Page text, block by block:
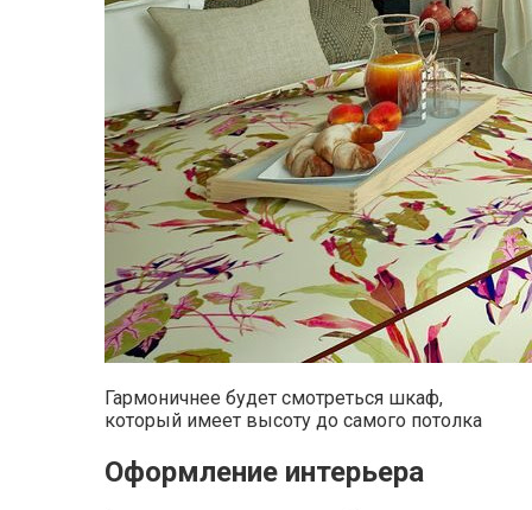
Гармоничнее будет смотреться шкаф,
который имеет высоту до самого потолка
Оформление интерьера